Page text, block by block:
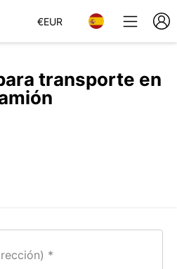
€EUR
transporte en